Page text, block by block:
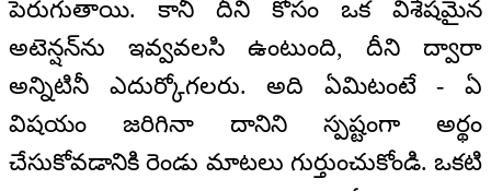
పెరుగుతాయి. కానీ దీని కోసం ఒక విశేషమైన
అటెన్షన్‌ను ఇవ్వవలసి ఉంటుంది, దీని ద్వారా
అన్నిటినీ ఎదుర్కోగలరు. అది ఏమిటంటే - ఏ
విషయం జరిగినా దానిని స్పష్టంగా అర్థం
చేసుకోవడానికి రెండు మాటలు గుర్తుంచుకోండి. ఒకటి